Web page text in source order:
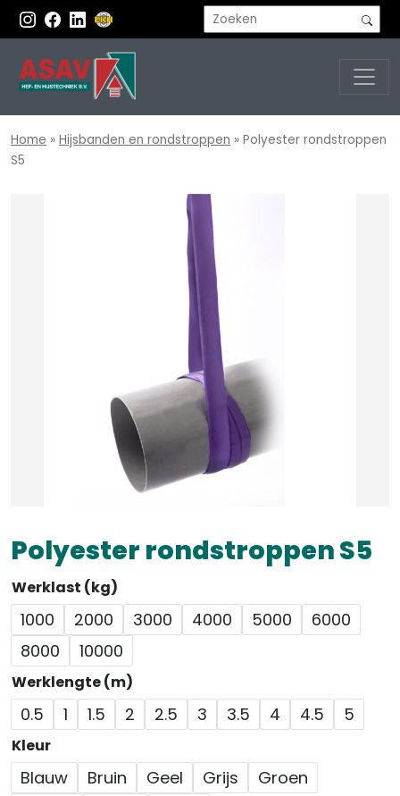
Home » Hijsbanden en rondstroppen » Polyester rondstroppen
S5
Polyester rondstroppen S5
Werklast (kg)
1000 2000 3000 4000 5000
6000
8000
10000
Werklengte (m)
0.5 1 1.5 2 2.5 3 3.5 4 4.5 5
Kleur
Blauw Bruin Geel Grijs
Groen